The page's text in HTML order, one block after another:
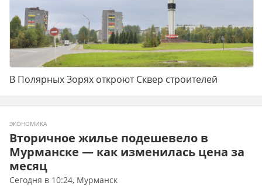
В Полярных Зорях откроют Сквер строителей
ЭКОНОМИКА
Вторичное жилье подешевело в
Мурманске — как изменилась цена за
месяц
Сегодня в 10:24, Мурманск